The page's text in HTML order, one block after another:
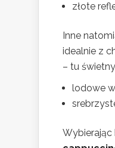
złote
Inne
idealnie z
– tu
lodowe
Wybierając